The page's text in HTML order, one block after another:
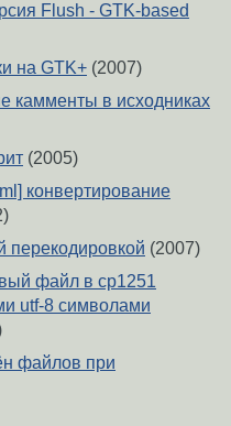
Flush - GTK-based
на GTK+ (2007)
камменты в исходниках
(2005)
конвертирование
перекодировкой (2007)
файл в cp1251
utf-8 символами
файлов при